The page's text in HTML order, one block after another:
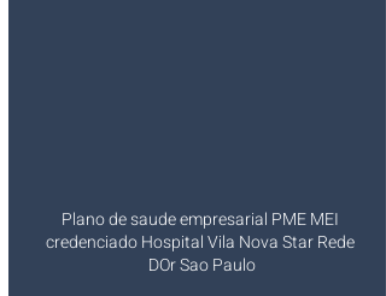
Plano de saude empresarial PME MEI
credenciado Hospital Vila Nova Star Rede
DOr Sao Paulo